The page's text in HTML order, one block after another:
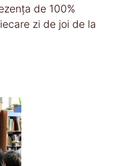
de 100%
zi de joi de la